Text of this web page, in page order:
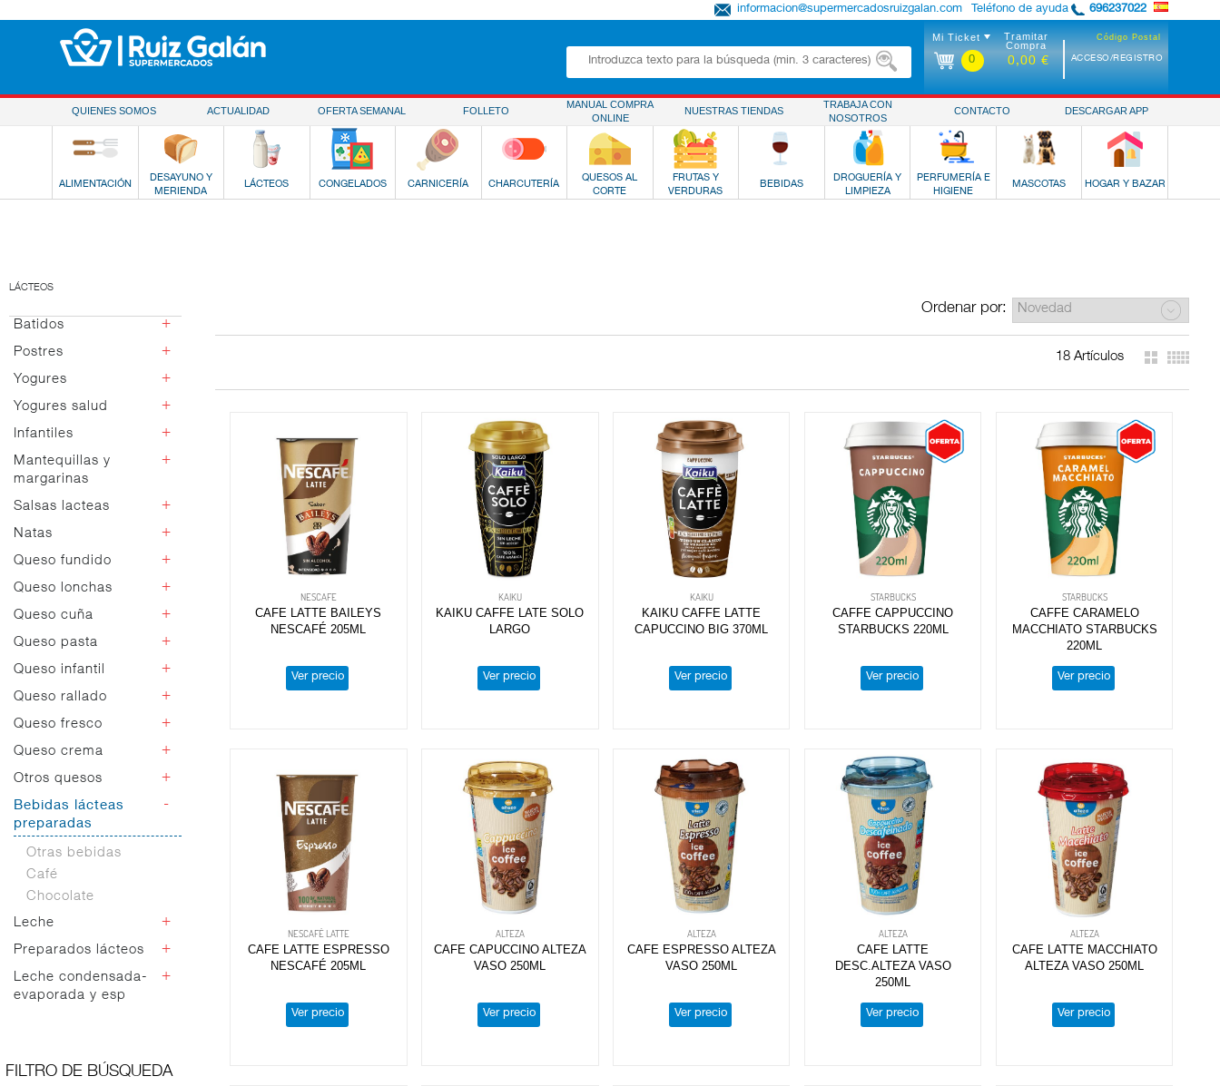
Teléfono de ayuda 696237022
informacion@supermercadosruizgalan.com
Código Postal
ACCESO/REGISTRO
Mi Ticket
0
Tramitar
Compra
0,00 €
QUIENES SOMOS ACTUALIDAD OFERTA SEMANAL FOLLETO
MANUAL COMPRA
ONLINE
NUESTRAS TIENDAS
TRABAJA CON
NOSOTROS
CONTACTO DESCARGAR APP
ALIMENTACIÓN
DESAYUNO Y
MERIENDA
LÁCTEOS CONGELADOS CARNICERÍA CHARCUTERÍA
QUESOS AL
CORTE
FRUTAS Y
VERDURAS
BEBIDAS
DROGUERÍA Y
LIMPIEZA
PERFUMERÍA E
HIGIENE
MASCOTAS HOGAR Y BAZAR
LÁCTEOS
Batidos +
Chocolate y cacao
Fresa
Postres +
Postres vidrio
Italianos
Otros postres
Flan vainilla
Copas nata
Natillas
Arroz con leche
Mousses
Yogures +
Funcionales
Vidrio
Naturales
Sabores
Yogures salud +
Sin lactosa
Proteínas
Vegetales
Kefir
Infantiles +
Petits
Kids y bebibles
Bicompartidos
Gelatinas
Mantequillas y
margarinas
+
Mantequillas
Margarinas
Salsas lacteas +
Bechamel
Natas +
Montar y cocina
Sin lactosa
Queso fundido +
Lonchas
Porciones
Queso lonchas +
Nacional
Importación
Queso cuña +
Nacional
Importación
Queso pasta +
Queso pasta
Queso infantil +
Queso infantil
Queso rallado +
Polvo
Hilo
Queso fresco +
Queso fresco
Queso crema +
Sin lactosa
Vegetal
Light
Natural
Sabores
Otros quesos +
Dados
Bebidas lácteas
preparadas
-
Otras bebidas
Café
Chocolate
Leche
+
Cabra y oveja
Leches especiales
Entera
Sin lactosa
Preparados lácteos +
Vegetal
Leche condensada-
evaporada y esp
+
FILTRO DE BÚSQUEDA
Ordenar por:
18 Artículos
NESCAFE
CAFE LATTE BAILEYS
NESCAFÉ 205ML
Ver precio
KAIKU
KAIKU CAFFE LATE SOLO
LARGO
Ver precio
KAIKU
KAIKU CAFFE LATTE
CAPUCCINO BIG 370ML
Ver precio
STARBUCKS
CAFFE CAPPUCCINO
STARBUCKS 220ML
Ver precio
STARBUCKS
CAFFE CARAMELO
MACCHIATO STARBUCKS
220ML
Ver precio
NESCAFÉ LATTE
CAFE LATTE ESPRESSO
NESCAFÉ 205ML
Ver precio
ALTEZA
CAFE CAPUCCINO ALTEZA
VASO 250ML
Ver precio
ALTEZA
CAFE ESPRESSO ALTEZA
VASO 250ML
Ver precio
ALTEZA
CAFE LATTE
DESC.ALTEZA VASO
250ML
Ver precio
ALTEZA
CAFE LATTE MACCHIATO
ALTEZA VASO 250ML
Ver precio